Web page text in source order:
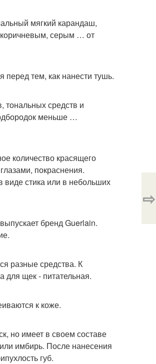
мягкий карандаш,
серым … от
тем, как нанести тушь.
тональных средств и
меньше …
количество красящего
покраснения.
стика или в небольших
бренд Guerlain.
разные средства. К
для щек - питательная.
к коже.
но имеет в своем составе
имбирь. После нанесения
губ.
⇨